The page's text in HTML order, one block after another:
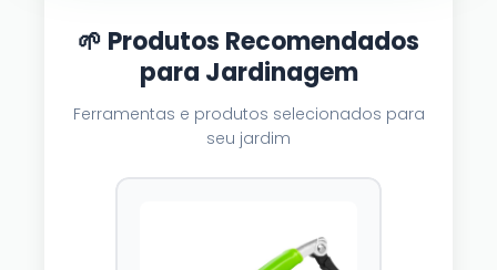
🌱 Produtos Recomendados
para Jardinagem
Ferramentas e produtos selecionados para
seu jardim